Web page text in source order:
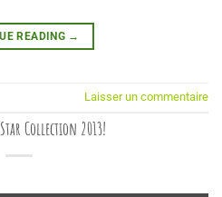
READING →
Laisser un commentaire
Collection 2013!